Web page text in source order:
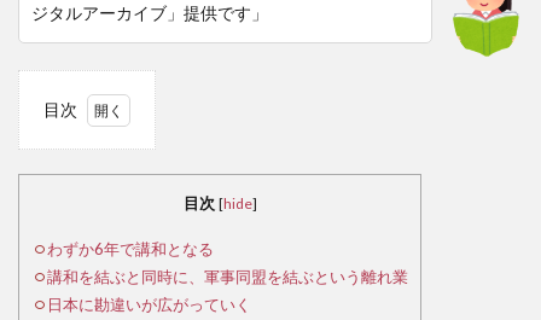
ジタルアーカイブ」提供です」
目次
で講
和と
なる
目次 [hide]
わずか6年で講和となる
講和を結ぶと同時に、軍事同盟を結ぶという離れ業
日本に勘違いが広がっていく